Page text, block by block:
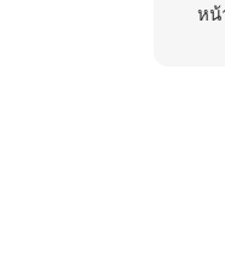
หน้